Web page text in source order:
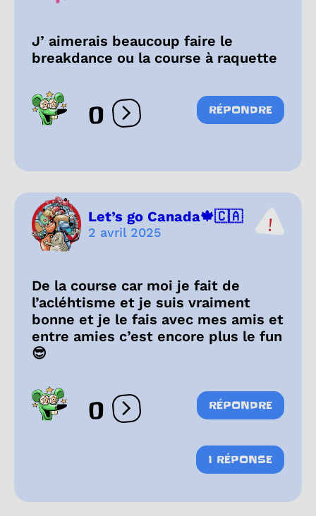
J’ aimerais beaucoup faire le
breakdance ou la course à raquette
0 Ouvrir les réactions
RÉPONDRE
Let’s go Canada🍁🇨🇦
2 avril 2025
De la course car moi je fait de
l’acléhtisme et je suis vraiment
bonne et je le fais avec mes amis et
entre amies c’est encore plus le fun
😎
0 Ouvrir les réactions
RÉPONDRE
1 RÉPONSE